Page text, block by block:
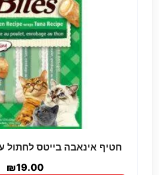
חטיף אינאבה בייטס לחתול עוף
₪19.00